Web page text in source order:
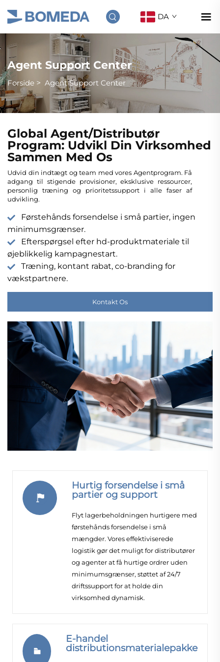
DA
Agent Support Center
Forside > Agent Support Center
Global Agent/Distributør
Program: Udvikl Din Virksomhed
Sammen Med Os
Udvid din indtægt og team med vores Agentprogram. Få
adgang til stigende provisioner, eksklusive ressourcer,
personlig træning og prioritetssupport i alle faser af
udvikling.
Førstehånds forsendelse i små partier, ingen
minimumsgrænser.
Efterspørgsel efter hd-produktmateriale til
øjeblikkelig kampagnestart.
Træning, kontant rabat, co-branding for
vækstpartnere.
Kontakt Os
Hurtig forsendelse i små
partier og support
Flyt lagerbeholdningen hurtigere med
førstehånds forsendelse i små
mængder. Vores effektiviserede
logistik gør det muligt for distributører
og agenter at få hurtige ordrer uden
minimumsgrænser, støttet af 24/7
driftssupport for at holde din
virksomhed dynamisk.
E-handel
distributionsmaterialepakke